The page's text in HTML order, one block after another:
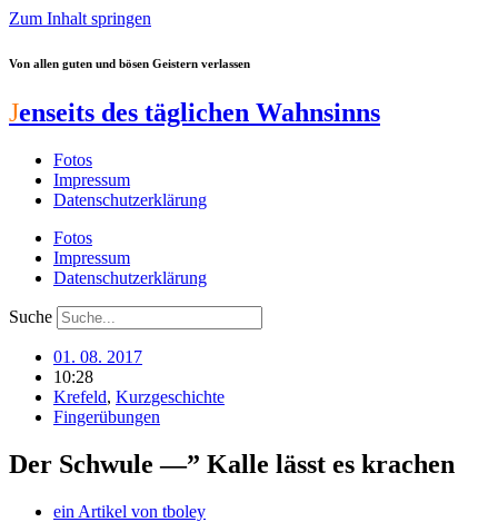
Zum Inhalt springen
Von allen guten und bösen Geistern verlassen
Jenseits des täglichen Wahnsinns
Fotos
Impressum
Datenschutzerklärung
Fotos
Impressum
Datenschutzerklärung
Suche
01. 08. 2017
10:28
Krefeld, Kurzgeschichte
Fingerübungen
Der Schwule —” Kalle lässt es krachen
ein Artikel von tboley